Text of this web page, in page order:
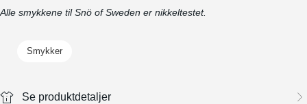
Alle smykkene til Snö of Sweden er nikkeltestet.
Smykker
Se produktdetaljer